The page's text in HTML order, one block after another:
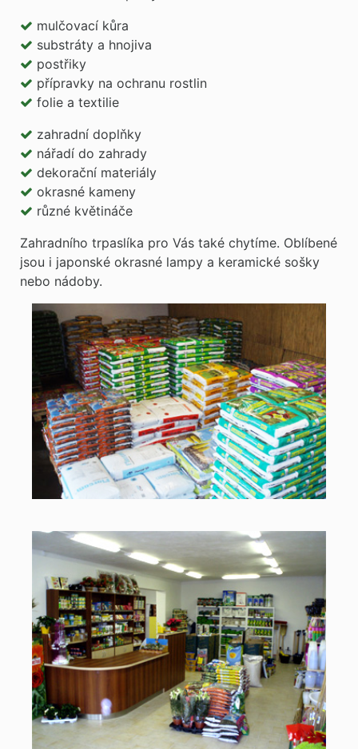
mulčovací kůra
substráty a hnojiva
postřiky
přípravky na ochranu rostlin
folie a textilie
zahradní doplňky
nářadí do zahrady
dekorační materiály
okrasné kameny
různé květináče
Zahradního trpaslíka pro Vás také chytíme. Oblíbené
jsou i japonské okrasné lampy a keramické sošky
nebo nádoby.